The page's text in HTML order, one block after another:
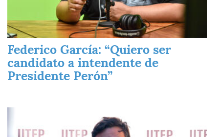
Federico García: “Quiero ser
candidato a intendente de
Presidente Perón”